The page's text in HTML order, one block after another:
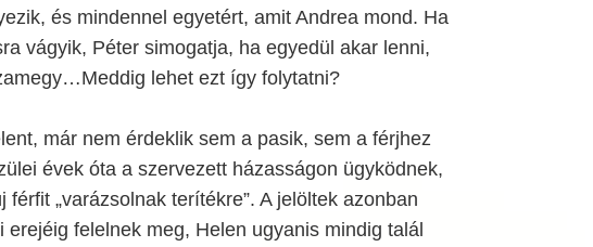
és mindennel egyetért, amit Andrea mond. Ha
vágyik, Péter simogatja, ha egyedül akar lenni,
lehet ezt így folytatni?
már nem érdeklik sem a pasik, sem a férjhez
évek óta a szervezett házasságon ügyködnek,
férfit „varázsolnak terítékre”. A jelöltek azonban
erejéig felelnek meg, Helen ugyanis mindig talál